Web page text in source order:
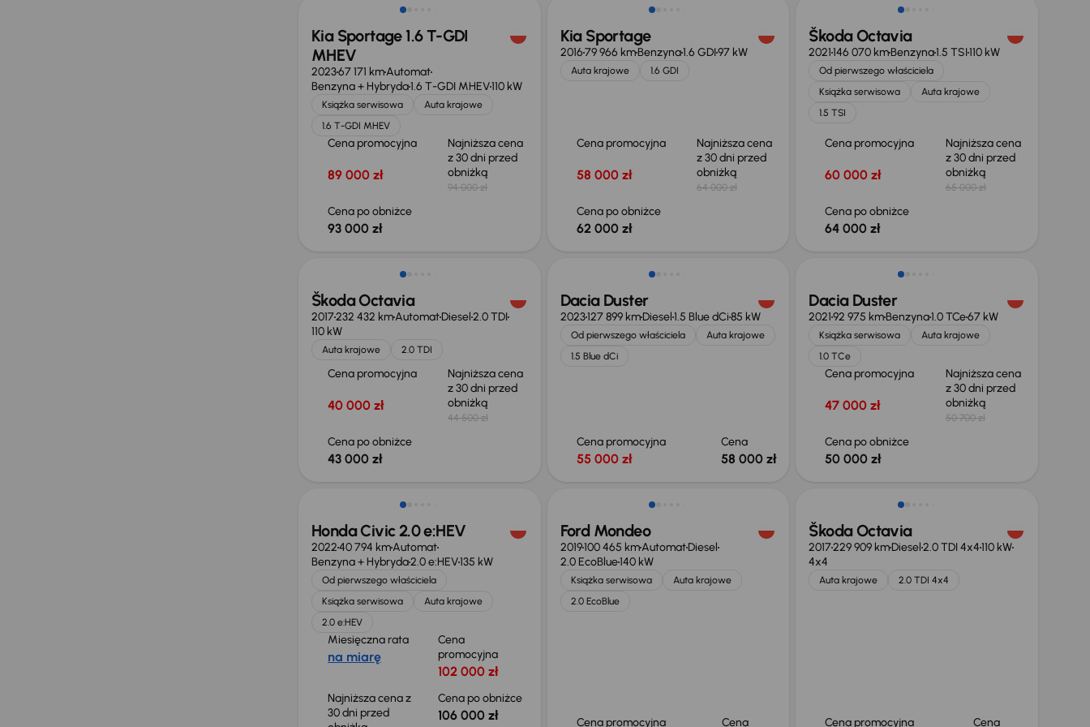
Kia Sportage 1.6 T-GDI
MHEV
202367 171 kmAutomat
Benzyna + Hybryda1.6 T-GDI MHEV110 kW
Książka serwisowa
Auta krajowe
1.6 T-GDI MHEV
Cena promocyjna
89 000 zł
Najniższa cena
z 30 dni przed
obniżką
94 000 zł
Cena po obniżce
93 000 zł
Kia Sportage
201679 966 kmBenzyna1.6 GDI97 kW
Auta krajowe 1.6 GDI
Cena promocyjna
58 000 zł
Najniższa cena
z 30 dni przed
obniżką
64 000 zł
Cena po obniżce
62 000 zł
Škoda Octavia
2021146 070 kmBenzyna1.5 TSI110 kW
Od pierwszego właściciela
Książka serwisowa
Auta krajowe
1.5 TSI
Cena promocyjna
60 000 zł
Najniższa cena
z 30 dni przed
obniżką
65 000 zł
Cena po obniżce
64 000 zł
Škoda Octavia
2017232 432 kmAutomatDiesel2.0 TDI
110 kW
Auta krajowe 2.0 TDI
Cena promocyjna
40 000 zł
Najniższa cena
z 30 dni przed
obniżką
44 500 zł
Cena po obniżce
43 000 zł
Możliwość odliczenia VAT
Dacia Duster
2023127 899 kmDiesel1.5 Blue dCi85 kW
Od pierwszego właściciela
Auta krajowe
1.5 Blue dCi
Cena promocyjna
55 000 zł
Cena
58 000 zł
Taniej o 700 zł
Dacia Duster
202192 975 kmBenzyna1.0 TCe67 kW
Książka serwisowa
Auta krajowe
1.0 TCe
Cena promocyjna
47 000 zł
Najniższa cena
z 30 dni przed
obniżką
50 700 zł
Cena po obniżce
50 000 zł
Honda Civic 2.0 e:HEV
202240 794 kmAutomat
Benzyna + Hybryda2.0 e:HEV135 kW
Od pierwszego właściciela
Książka serwisowa
Auta krajowe
2.0 e:HEV
Miesięczna rata
na miarę
Cena
promocyjna
102 000 zł
Najniższa cena z
30 dni przed
Cena po obniżce
106 000 zł
Ford Mondeo
2019100 465 kmAutomatDiesel
2.0 EcoBlue140 kW
Książka serwisowa
Auta krajowe
2.0 EcoBlue
Cena promocyjna Cena
Škoda Octavia
2017229 909 kmDiesel2.0 TDI 4x4110 kW
4x4
Auta krajowe 2.0 TDI 4x4
Cena promocyjna Cena